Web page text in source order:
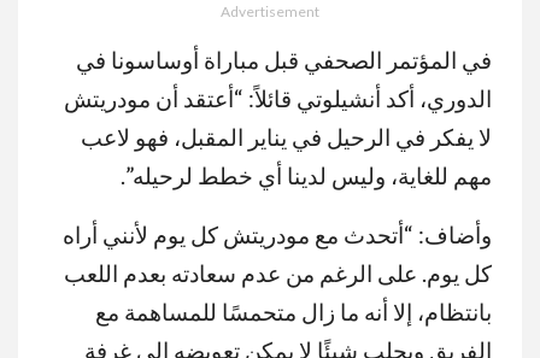
Advertisement
في المؤتمر الصحفي قبل مباراة أوساسونا في
الدوري، أكد أنشيلوتي قائلاً: “أعتقد أن مودريتش
لا يفكر في الرحيل في يناير المقبل، فهو لاعب
مهم للغاية، وليس لدينا أي خطط لرحيله”.
وأضاف: “أتحدث مع مودريتش كل يوم لأنني أراه
كل يوم. على الرغم من عدم سعادته بعدم اللعب
بانتظام، إلا أنه ما زال متحمسًا للمساهمة مع
الفريق ويجلب شيئًا لا يمكن تعويضه إلى غرفة